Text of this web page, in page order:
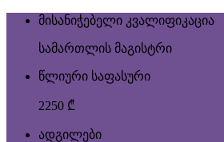
მისანიჭებელი კვალიფიკაცია
სამართლის მაგისტრი
წლიური საფასური
2250 ₾
ადგილები